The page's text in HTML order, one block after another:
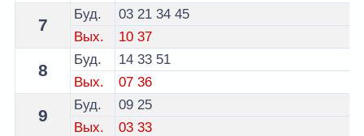
7
Буд. 03 21 34 45
Вых.
10 37
8
Буд. 14 33 51
Вых.
07 36
9
Буд. 09 25
Вых.
03 33